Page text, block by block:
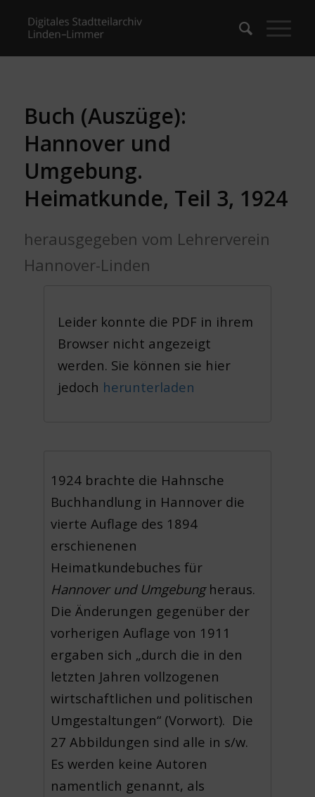
Buch (Auszüge):
Hannover und
Umgebung.
Heimatkunde, Teil 3, 1924
herausgegeben vom Lehrerverein
Hannover-Linden
Leider konnte die PDF in ihrem
Browser nicht angezeigt
werden. Sie können sie hier
jedoch herunterladen
1924 brachte die Hahnsche
Buchhandlung in Hannover die
vierte Auflage des 1894
erschienenen
Heimatkundebuches für
Hannover und Umgebungheraus.
Die Änderungen gegenüber der
vorherigen Auflage von 1911
ergaben sich „durch die in den
letzten Jahren vollzogenen
wirtschaftlichen und politischen
Umgestaltungen“ (Vorwort). Die
27 Abbildungen sind alle in s/w.
Es werden keine Autoren
namentlich genannt, als